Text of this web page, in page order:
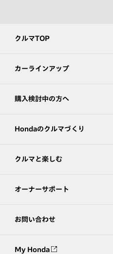
クルマTOP
カーラインアップ
購入検討中の方へ
Hondaのクルマづくり
クルマと楽しむ
オーナーサポート
お問い合わせ
My Honda